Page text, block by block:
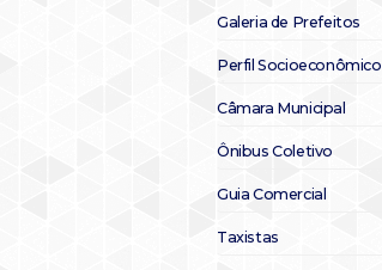
Galeria de Prefeitos
Perfil Socioeconômico
Câmara Municipal
Ônibus Coletivo
Guia Comercial
Taxistas